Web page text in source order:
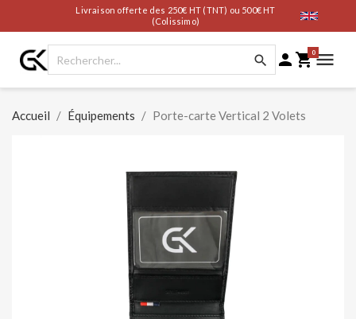
Livraison offerte des 250€ HT (TNT) ou 500€ HT
(Colissimo)
  0
Accueil Équipements Porte-carte Vertical 2 Volets